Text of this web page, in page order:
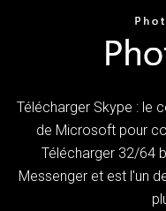
Télécharger Skype : le
de Microsoft pour
Télécharger 32/64
Messenger et est l'un